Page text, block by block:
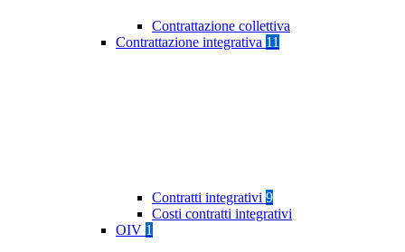
Contrattazione collettiva
Contrattazione integrativa 11
Contratti integrativi 9
Costi contratti integrativi
OIV 1